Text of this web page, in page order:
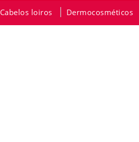
Cabelos loiros Dermocosméticos